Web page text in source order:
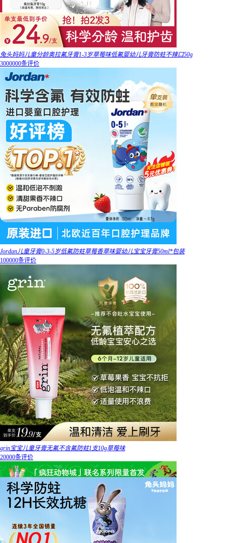
兔头妈妈儿童分龄奥拉氟牙膏1-3岁草莓味低氟婴幼儿牙膏防蛀不辣口50g
3000000条评价
Jordan儿童牙膏0-3-5岁低氟防蛀草莓香草味婴幼儿宝宝牙膏50ml*包装
100000条评价
grin宝宝儿童牙膏无氟不含氟防蛀1支10g草莓味
20000条评价